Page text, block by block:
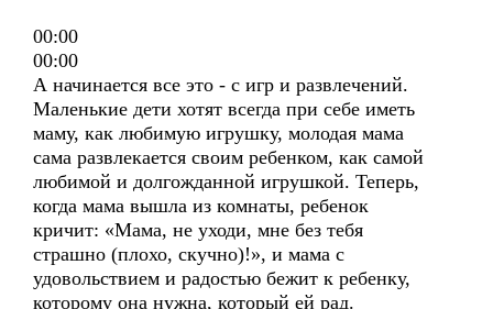
00:00
00:00
А начинается все это - с игр и развлечений.
Маленькие дети хотят всегда при себе иметь
маму, как любимую игрушку, молодая мама
сама развлекается своим ребенком, как самой
любимой и долгожданной игрушкой. Теперь,
когда мама вышла из комнаты, ребенок
кричит: «Мама, не уходи, мне без тебя
страшно (плохо, скучно)!», и мама с
удовольствием и радостью бежит к ребенку,
которому она нужна, который ей рад.